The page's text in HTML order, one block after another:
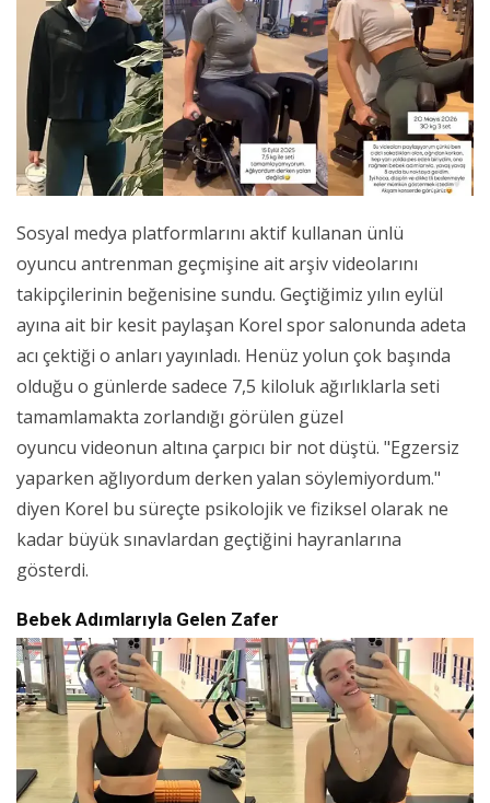
Sosyal medya platformlarını aktif kullanan ünlü
oyuncu antrenman geçmişine ait arşiv videolarını
takipçilerinin beğenisine sundu. Geçtiğimiz yılın eylül
ayına ait bir kesit paylaşan Korel spor salonunda adeta
acı çektiği o anları yayınladı. Henüz yolun çok başında
olduğu o günlerde sadece 7,5 kiloluk ağırlıklarla seti
tamamlamakta zorlandığı görülen güzel
oyuncu videonun altına çarpıcı bir not düştü. "Egzersiz
yaparken ağlıyordum derken yalan söylemiyordum."
diyen Korel bu süreçte psikolojik ve fiziksel olarak ne
kadar büyük sınavlardan geçtiğini hayranlarına
gösterdi.
Bebek Adımlarıyla Gelen Zafer